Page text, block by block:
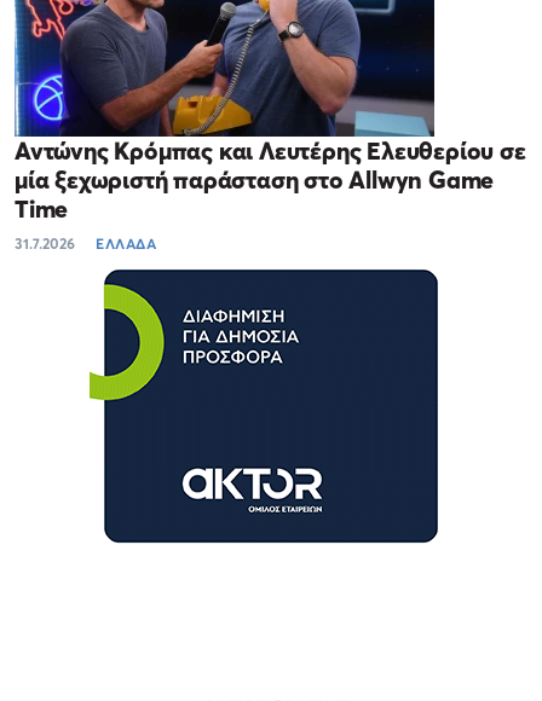
Αντώνης Κρόμπας και Λευτέρης Ελευθερίου σε
μία ξεχωριστή παράσταση στο Allwyn Game
Time
31.7.2026 ΕΛΛΑΔΑ